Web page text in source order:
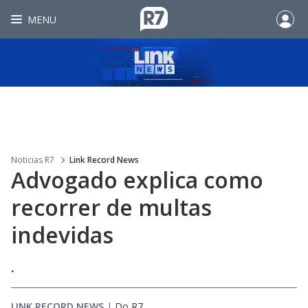
MENU
Noticias R7 Link Record News
Advogado explica como
recorrer de multas
indevidas
.